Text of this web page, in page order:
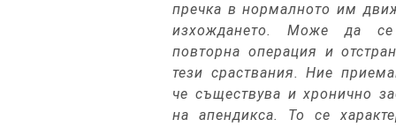
пречка в нормалното им
изхождането. Може да
повторна операция и
тези сраствания. Ние
че съществува и хронично
на апендикса. То се